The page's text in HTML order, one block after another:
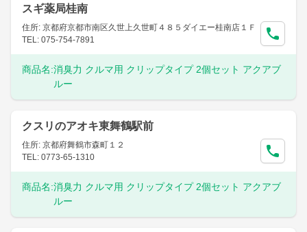
スギ薬局桂南
住所: 京都府京都市南区久世上久世町４８５ダイエー桂南店１Ｆ
TEL: 075-754-7891
商品名:消臭力 クルマ用 クリップタイプ 2個セット アクアブ
ルー
クスリのアオキ東舞鶴駅前
住所: 京都府舞鶴市森町１２
TEL: 0773-65-1310
商品名:消臭力 クルマ用 クリップタイプ 2個セット アクアブ
ルー